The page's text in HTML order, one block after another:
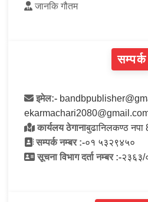
जानकि गौतम
सम्पर्क
इमेल:-
कार्यलय ठेगानाबुढानिलकण्ठ नपा
सम्पर्क नम्बर :-०१ ५३२९४५०
सूचना विभाग दर्ता नम्बर :-२३६३/